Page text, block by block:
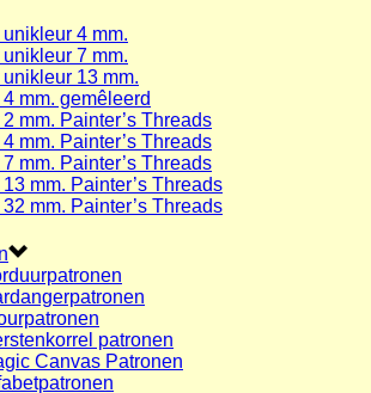
4 mm.
7 mm.
13 mm.
mm. gemêleerd
mm. Painter’s Threads
mm. Painter’s Threads
mm. Painter’s Threads
mm. Painter’s Threads
mm. Painter’s Threads
patronen
Canvas Patronen